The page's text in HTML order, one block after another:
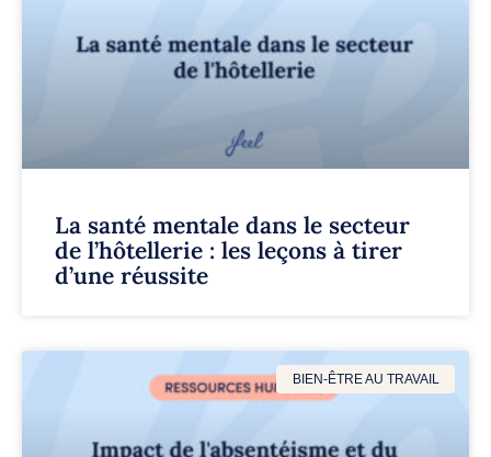
La santé mentale dans le secteur
de l’hôtellerie : les leçons à tirer
d’une réussite
BIEN-ÊTRE AU TRAVAIL